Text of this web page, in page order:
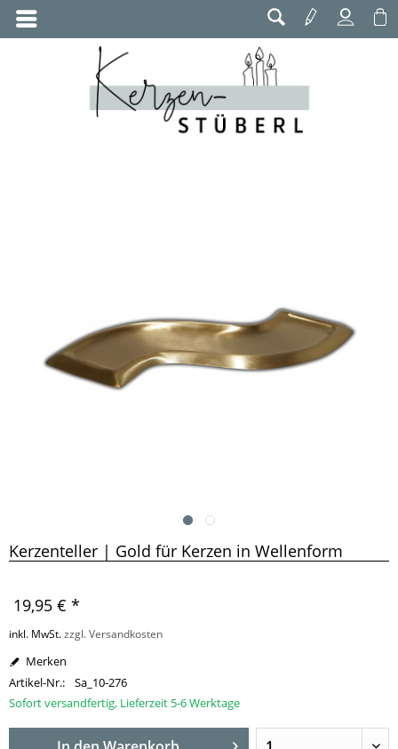
Kerzenteller | Gold für Kerzen in Wellenform
19,95 € *
inkl. MwSt.zzgl. Versandkosten
Merken
Artikel-Nr.:
Sa_10-276
Sofort versandfertig, Lieferzeit 5-6 Werktage